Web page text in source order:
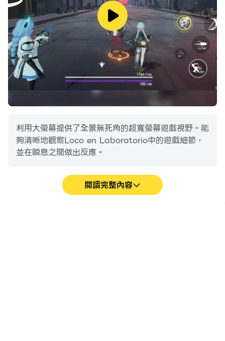
利用大螢幕提供了全景無死角的超寬螢幕遊戲視野。能
夠清晰地觀察Loco en Laboratorio中的遊戲細節，
並在瞬息之間做出反應。
閱讀完整內容